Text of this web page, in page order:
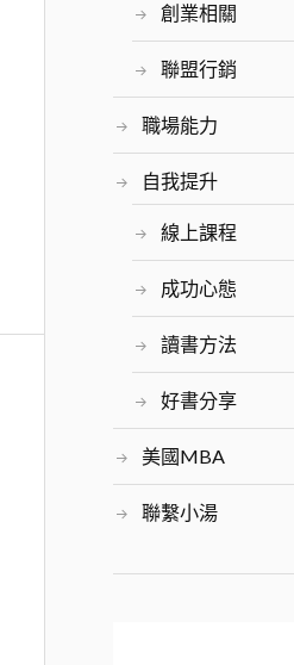
創業相關
聯盟行銷
職場能力
自我提升
線上課程
成功心態
讀書方法
好書分享
美國MBA
聯繫小湯